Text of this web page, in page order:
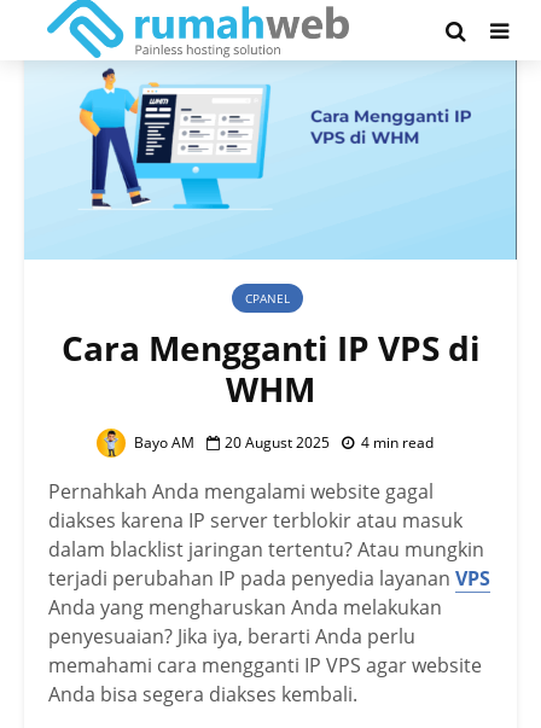
CPANEL
Cara Mengganti IP VPS di
WHM
Bayo AM 20 August 2025 4 min read
Pernahkah Anda mengalami website gagal
diakses karena IP server terblokir atau masuk
dalam blacklist jaringan tertentu? Atau mungkin
terjadi perubahan IP pada penyedia layanan VPS
Anda yang mengharuskan Anda melakukan
penyesuaian? Jika iya, berarti Anda perlu
memahami cara mengganti IP VPS agar website
Anda bisa segera diakses kembali.